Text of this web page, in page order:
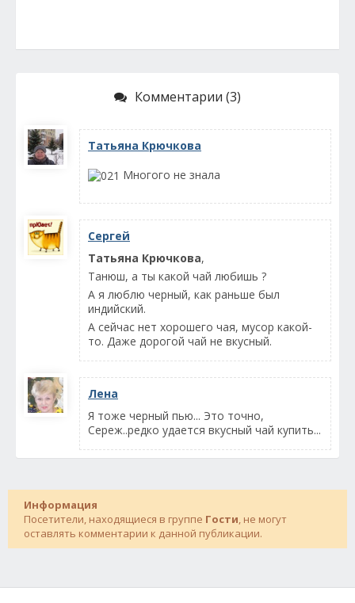
Комментарии (3)
Татьяна Крючкова
Многого не знала
Сергей
Татьяна Крючкова,
Танюш, а ты какой чай любишь ?
А я люблю черный, как раньше был
индийский.
А сейчас нет хорошего чая, мусор какой-
то. Даже дорогой чай не вкусный.
Лена
Я тоже черный пью... Это точно,
Сереж..редко удается вкусный чай купить...
Информация
Посетители, находящиеся в группе Гости, не могут
оставлять комментарии к данной публикации.